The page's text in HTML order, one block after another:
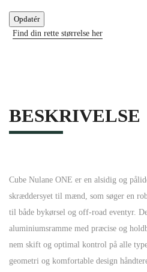
Find din rette størrelse her
BESKRIVELSE
Cube Nulane ONE er en alsidig og
skræddersyet til mænd, som søger en
til både bykørsel og off-road eventyr.
aluminiumsramme med præcise og
nem skift og optimal kontrol på alle
geometri og komfortable design